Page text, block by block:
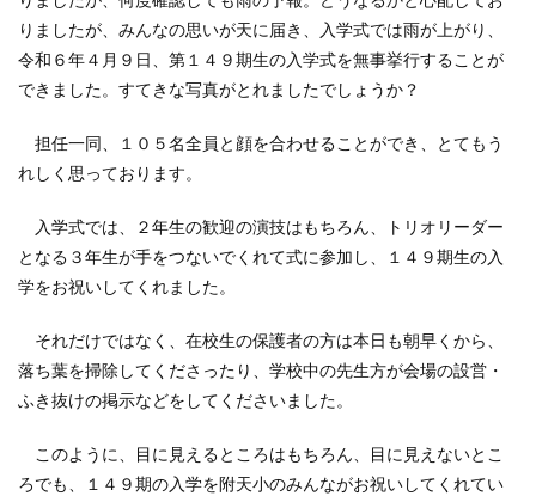
りましたが、みんなの思いが天に届き、入学式では雨が上がり、
令和６年４月９日、第１４９期生の入学式を無事挙行することが
できました。すてきな写真がとれましたでしょうか？
担任一同、１０５名全員と顔を合わせることができ、とてもう
れしく思っております。
入学式では、２年生の歓迎の演技はもちろん、トリオリーダー
となる３年生が手をつないでくれて式に参加し、１４９期生の入
学をお祝いしてくれました。
それだけではなく、在校生の保護者の方は本日も朝早くから、
落ち葉を掃除してくださったり、学校中の先生方が会場の設営・
ふき抜けの掲示などをしてくださいました。
このように、目に見えるところはもちろん、目に見えないとこ
ろでも、１４９期の入学を附天小のみんながお祝いしてくれてい